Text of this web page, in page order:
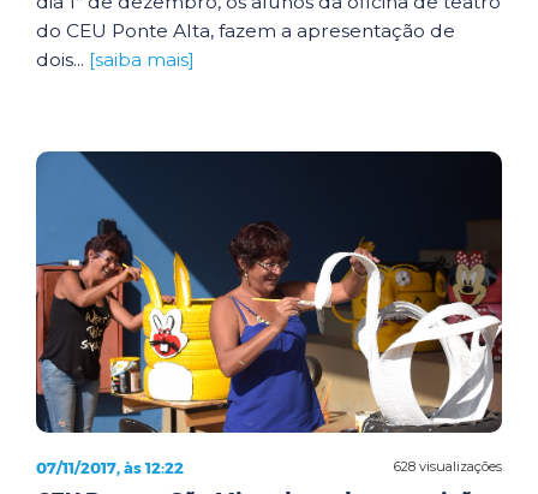
do CEU Ponte Alta, fazem a apresentação de
dois... [saiba mais]
628 visualizações
07/11/2017, às 12:22